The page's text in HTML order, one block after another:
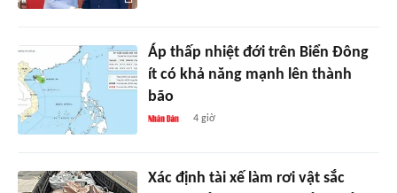
Áp thấp nhiệt đới trên Biển Đông
ít có khả năng mạnh lên thành
bão
4 giờ
Xác định tài xế làm rơi vật sắc